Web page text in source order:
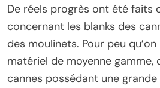
De réels progrès ont été faits
concernant les blanks des
des moulinets. Pour peu
matériel de moyenne gamme,
cannes possédant une